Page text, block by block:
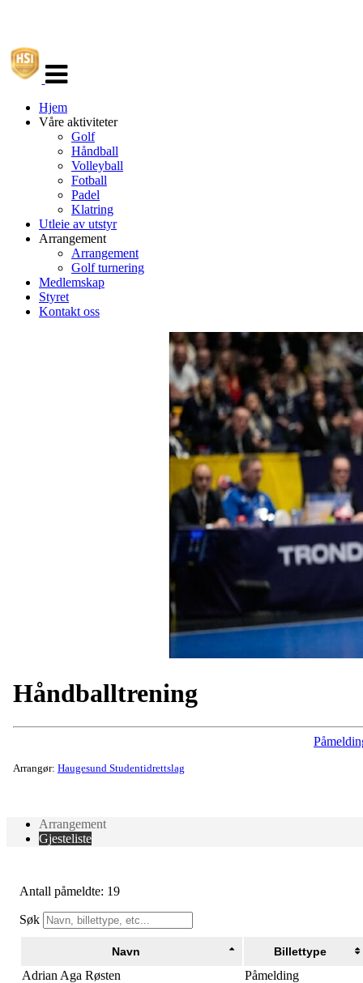
navigasjon
Hjem
Våre aktiviteter
Golf
Håndball
Volleyball
Fotball
Padel
Klatring
Utleie av utstyr
Arrangement
Arrangement
Golf turnering
Medlemskap
Styret
Kontakt oss
Håndballtrening
Arrangør: Haugesund Studentidrettslag
Arrangement
Gjesteliste
Antall påmeldte: 19
Søk
Navn Billettype
Adrian Aga Røsten
Påmelding